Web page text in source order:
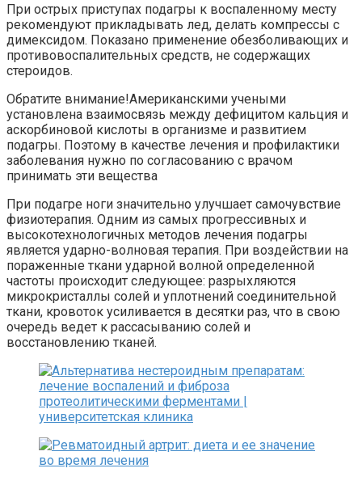
При острых приступах подагры к воспаленному месту
рекомендуют прикладывать лед, делать компрессы с
димексидом. Показано применение обезболивающих и
противовоспалительных средств, не содержащих
стероидов.
Обратите внимание!Американскими учеными
установлена взаимосвязь между дефицитом кальция и
аскорбиновой кислоты в организме и развитием
подагры. Поэтому в качестве лечения и профилактики
заболевания нужно по согласованию с врачом
принимать эти вещества
При подагре ноги значительно улучшает самочувствие
физиотерапия. Одним из самых прогрессивных и
высокотехнологичных методов лечения подагры
является ударно-волновая терапия. При воздействии на
пораженные ткани ударной волной определенной
частоты происходит следующее: разрыхляются
микрокристаллы солей и уплотнений соединительной
ткани, кровоток усиливается в десятки раз, что в свою
очередь ведет к рассасыванию солей и
восстановлению тканей.